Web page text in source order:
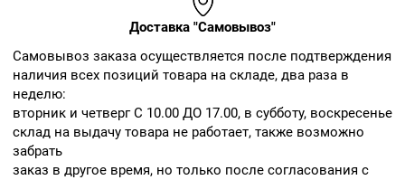
Доставка "Самовывоз"
Cамовывоз заказа осуществляется после подтверждения
наличия всех позиций товара на складе, два раза в
неделю:
вторник и четверг С 10.00 ДО 17.00, в субботу, воскресенье
склад на выдачу товара не работает, также возможно
забрать
заказ в другое время, но только после согласования с